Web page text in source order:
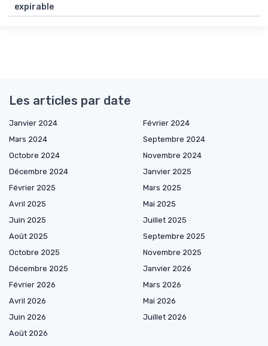
expirable
Les articles par date
Janvier 2024
Février 2024
Mars 2024
Septembre 2024
Octobre 2024
Novembre 2024
Décembre 2024
Janvier 2025
Février 2025
Mars 2025
Avril 2025
Mai 2025
Juin 2025
Juillet 2025
Août 2025
Septembre 2025
Octobre 2025
Novembre 2025
Décembre 2025
Janvier 2026
Février 2026
Mars 2026
Avril 2026
Mai 2026
Juin 2026
Juillet 2026
Août 2026